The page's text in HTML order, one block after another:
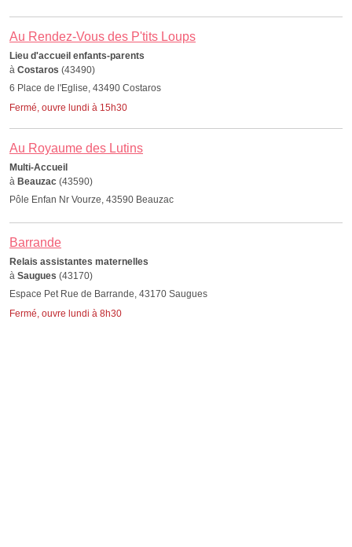
Au Rendez-Vous des P'tits Loups
Lieu d'accueil enfants-parents
à Costaros (43490)
6 Place de l'Eglise, 43490 Costaros
Fermé, ouvre lundi à 15h30
Au Royaume des Lutins
Multi-Accueil
à Beauzac (43590)
Pôle Enfan Nr Vourze, 43590 Beauzac
Barrande
Relais assistantes maternelles
à Saugues (43170)
Espace Pet Rue de Barrande, 43170 Saugues
Fermé, ouvre lundi à 8h30